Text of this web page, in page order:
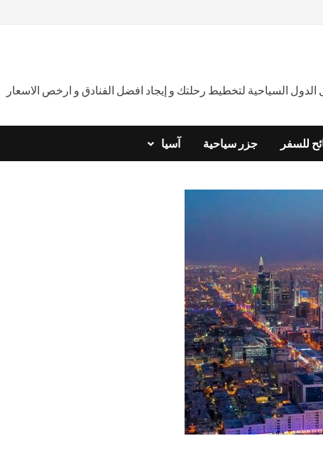
السياحية لتخطيط رحلتك و إيجاد افضل الفنادق و ارخص الاسعار
للسفر جزر سياحية آسيا